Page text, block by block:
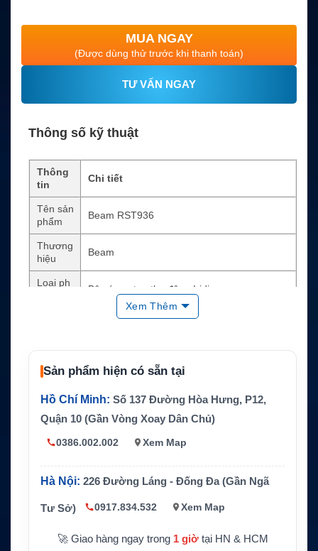
MUA NGAY
(Được dùng thử trước khi thanh toán)
TƯ VẤN NGAY
Thông số kỹ thuật
Thông
tin
Chi tiết
Tên sản
phẩm
Beam RST936
Thương
hiệu
Beam
Loại ph
Bộ cáp anten thụ động Iridium
ử dụng
Iridium
Kết nối
chính
TNC và N-Type theo cấu hình bộ cáp
hần chí
Cáp chính 29m và 2 fly lead 0,5m
Ứng dụ
Lắp đặt anten Iridium cho tàu biển, trạm cố đị
Xem Thêm
Sản phẩm hiện có sẵn tại
Hồ Chí Minh: Số 137 Đường Hòa Hưng, P12,
Quận 10 (Gần Vòng Xoay Dân Chủ)
0386.002.002 Xem Map
Hà Nội: 226 Đường Láng - Đống Đa (Gần Ngã
Tư Sở) 0917.834.532 Xem Map
🚀 Giao hàng ngay trong 1 giờtại HN & HCM